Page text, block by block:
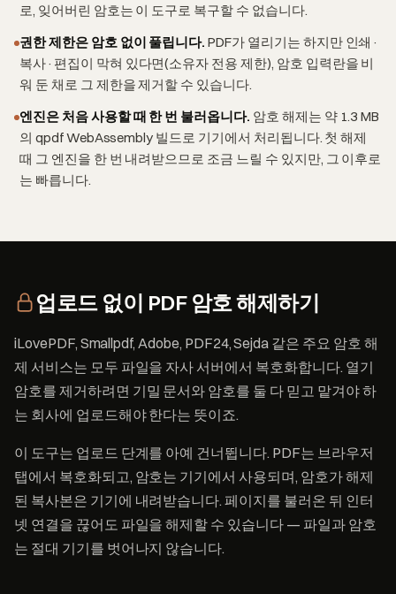
로, 잊어버린 암호는 이 도구로 복구할 수 없습니다.
권한 제한은 암호 없이 풀립니다. PDF가 열리기는 하지만 인쇄·
복사·편집이 막혀 있다면(소유자 전용 제한), 암호 입력란을 비
워 둔 채로 그 제한을 제거할 수 있습니다.
엔진은 처음 사용할 때 한 번 불러옵니다. 암호 해제는 약 1.3 MB
의 qpdf WebAssembly 빌드로 기기에서 처리됩니다. 첫 해제
때 그 엔진을 한 번 내려받으므로 조금 느릴 수 있지만, 그 이후로
는 빠릅니다.
업로드 없이 PDF 암호 해제하기
iLovePDF, Smallpdf, Adobe, PDF24, Sejda 같은 주요 암호 해
제 서비스는 모두 파일을 자사 서버에서 복호화합니다. 열기
암호를 제거하려면 기밀 문서와 암호를 둘 다 믿고 맡겨야 하
는 회사에 업로드해야 한다는 뜻이죠.
이 도구는 업로드 단계를 아예 건너뜁니다. PDF는 브라우저
탭에서 복호화되고, 암호는 기기에서 사용되며, 암호가 해제
된 복사본은 기기에 내려받습니다. 페이지를 불러온 뒤 인터
넷 연결을 끊어도 파일을 해제할 수 있습니다 — 파일과 암호
는 절대 기기를 벗어나지 않습니다.